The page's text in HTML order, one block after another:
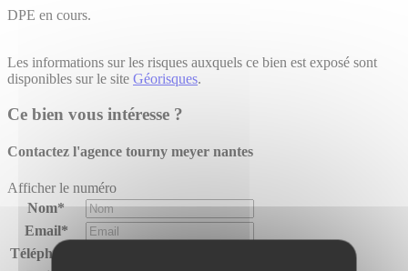
DPE en cours.
Les informations sur les risques auxquels ce bien est exposé sont
disponibles sur le site Géorisques.
Ce bien vous intéresse ?
Contactez l'agence tourny meyer nantes
Afficher le numéro
Nom*
Email*
Téléphone*